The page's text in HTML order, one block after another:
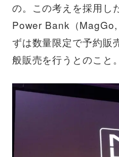
の。この考えを採用し
Power Bank（
ずは数量限定で予約販
般販売を行うとのこと。